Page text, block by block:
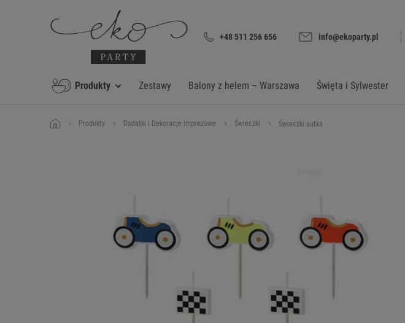
+48 511 256 656 info@ekoparty.pl
Produkty Zestawy Balony z helem – Warszawa Święta i Sylwester
Produkty Dodatki i Dekoracje Imprezowe Świeczki Świeczki autka